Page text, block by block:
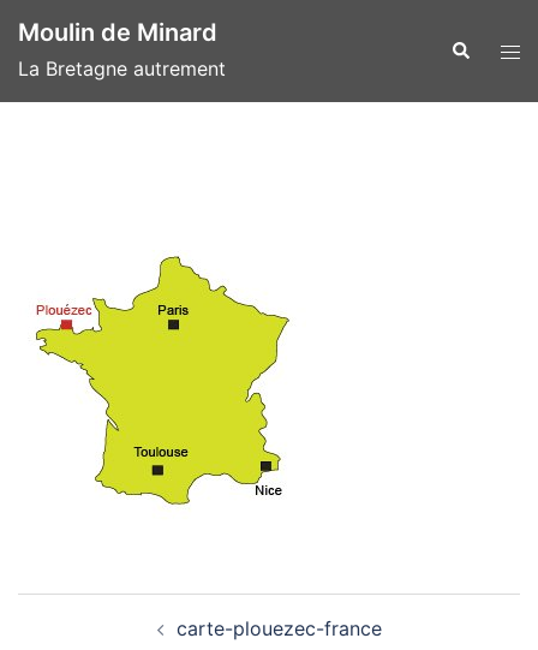
au
contenu
Moulin de Minard
La Bretagne autrement
carte-plouezec-france